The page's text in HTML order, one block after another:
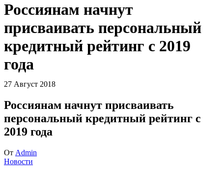
Россиянам начнут
присваивать персональный
кредитный рейтинг с 2019
года
27 Август 2018
Россиянам начнут присваивать
персональный кредитный рейтинг с
2019 года
От Admin
Новости